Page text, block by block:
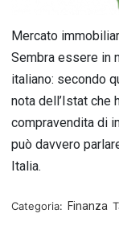
Mercato
Sembra essere in
italiano: secondo
nota dell’Istat che
compravendita di
può davvero
Italia.
Categoria: Finanza